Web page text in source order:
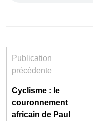
Publication
précédente
Cyclisme : le
couronnement
africain de Paul